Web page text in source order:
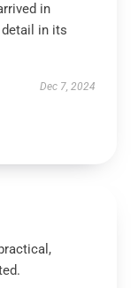
in
in its
Dec 7, 2024